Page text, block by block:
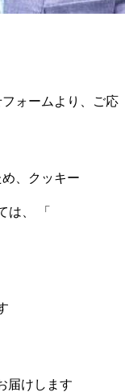
ォームより、ご応
、クッキー
は、 「
届けします